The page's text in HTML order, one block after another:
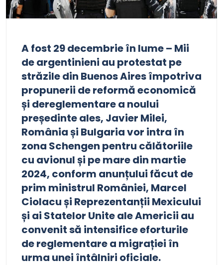
A fost 29 decembrie în lume – Mii
de argentinieni au protestat pe
străzile din Buenos Aires împotriva
propunerii de reformă economică
și dereglementare a noului
președinte ales, Javier Milei,
România și Bulgaria vor intra în
zona Schengen pentru călătoriile
cu avionul și pe mare din martie
2024, conform anunțului făcut de
prim ministrul României, Marcel
Ciolacu și Reprezentanții Mexicului
și ai Statelor Unite ale Americii au
convenit să intensifice eforturile
de reglementare a migrației în
urma unei întâlniri oficiale.